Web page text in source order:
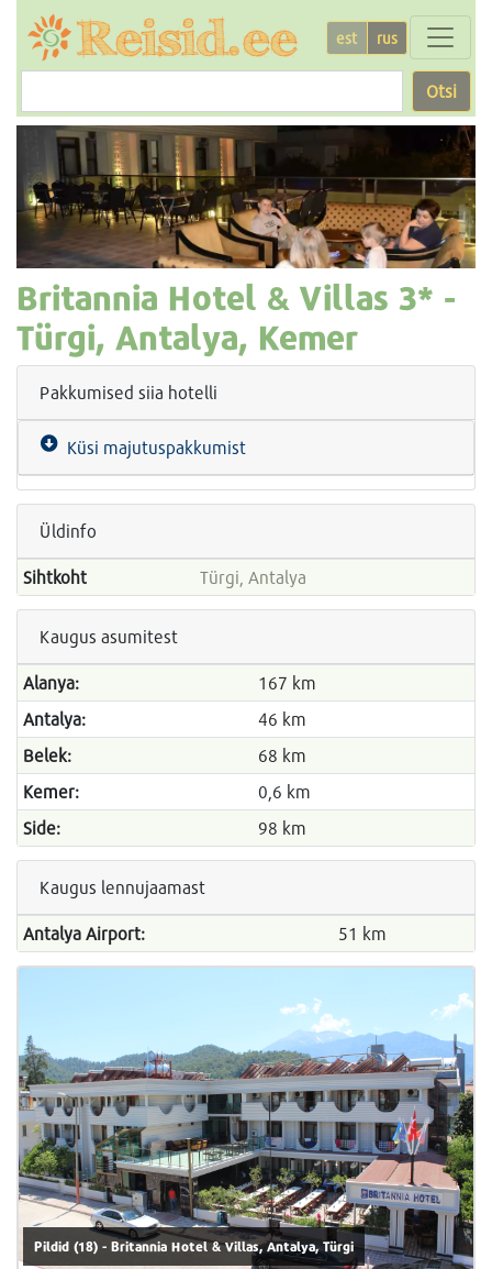
est rus
Otsi
Britannia Hotel & Villas 3* -
Türgi, Antalya, Kemer
Pakkumised siia hotelli
Küsi majutuspakkumist
Üldinfo
Sihtkoht Türgi, Antalya
Kaugus asumitest
Alanya:
167 km
Antalya:
46 km
Belek:
68 km
Kemer:
0,6 km
Side:
98 km
Kaugus lennujaamast
Antalya Airport: 51 km
Pildid (18) - Britannia Hotel & Villas, Antalya, Türgi